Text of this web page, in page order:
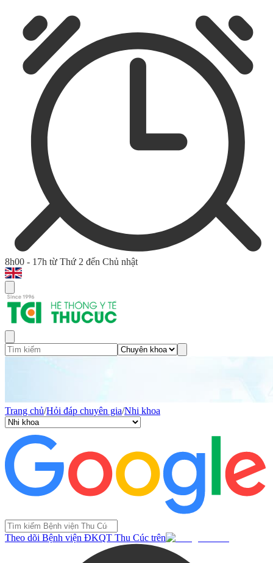
8h00 - 17h từ Thứ 2 đến Chủ nhật
Trang chủ/Hỏi đáp chuyên gia/Nhi khoa
Theo dõi Bệnh viện ĐKQT Thu Cúc trên